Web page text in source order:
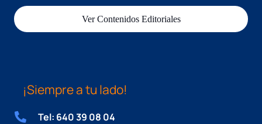
Ver Contenidos Editoriales
¡Siempre a tu lado!
Tel: 640 39 08 04